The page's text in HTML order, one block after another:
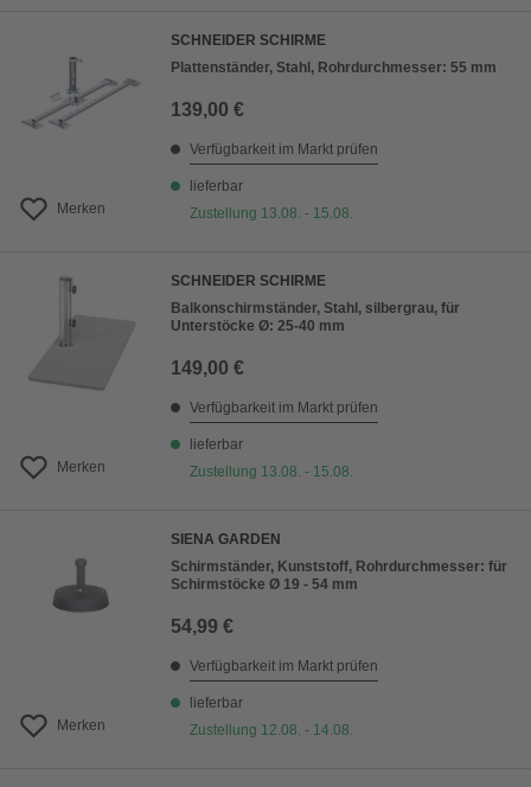
Merken
SCHNEIDER SCHIRME
Plattenständer, Stahl, Rohrdurchmesser: 55 mm
139,00 €
Verfügbarkeit im Markt prüfen
lieferbar
Zustellung 13.08. - 15.08.
Merken
SCHNEIDER SCHIRME
Balkonschirmständer, Stahl, silbergrau, für
Unterstöcke Ø: 25-40 mm
149,00 €
Verfügbarkeit im Markt prüfen
lieferbar
Zustellung 13.08. - 15.08.
Merken
SIENA GARDEN
Schirmständer, Kunststoff, Rohrdurchmesser: für
Schirmstöcke Ø 19 - 54 mm
54,99 €
Verfügbarkeit im Markt prüfen
lieferbar
Zustellung 12.08. - 14.08.